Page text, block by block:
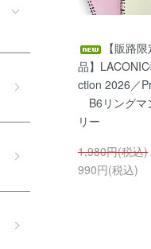
【販路
品】
ction 2026／
B6リングマ
リー
1,980円(税込)
990円(税込)